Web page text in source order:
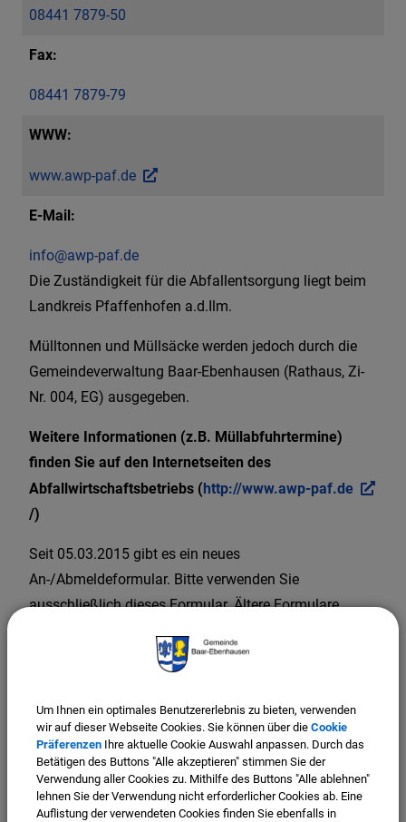
08441 7879-50
Fax:
08441 7879-79
WWW:
www.awp-paf.de
E-Mail:
info@awp-paf.de
Die Zuständigkeit für die Abfallentsorgung liegt beim
Landkreis Pfaffenhofen a.d.Ilm.
Mülltonnen und Müllsäcke werden jedoch durch die
Gemeindeverwaltung Baar-Ebenhausen (Rathaus, Zi-
Nr. 004, EG) ausgegeben.
Weitere Informationen (z.B. Müllabfuhrtermine)
finden Sie auf den Internetseiten des
Abfallwirtschaftsbetriebs (http://www.awp-paf.de
/)
Seit 05.03.2015 gibt es ein neues
An-/Abmeldeformular. Bitte verwenden Sie
ausschließlich dieses Formular. Ältere Formulare
bearbeitet werden. Das neue Formblatt können Sie hier
An-/Abmeldeformular
Was tun, wenn die gelbe Tonne nicht geleert wurde?
Bitte wenden Sie sich hierfür direkt an die Firmen
Um Ihnen ein optimales Benutzererlebnis zu bieten, verwenden
wir auf dieser Webseite Cookies. Sie können über die Cookie
Präferenzen Ihre aktuelle Cookie Auswahl anpassen. Durch das
Betätigen des Buttons "Alle akzeptieren" stimmen Sie der
Verwendung aller Cookies zu. Mithilfe des Buttons "Alle ablehnen"
lehnen Sie der Verwendung nicht erforderlicher Cookies ab. Eine
Auflistung der verwendeten Cookies finden Sie ebenfalls in